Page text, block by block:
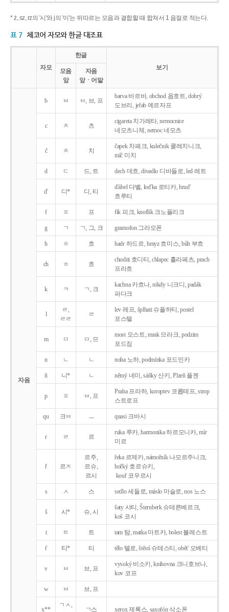
* ż, sz, rz의 '시'와 j의 '이'는 뒤따르는 모음과 결합할 때 합쳐서 1 음절로 적는다.
표 7 체코어 자모와 한글 대조표
자모
한글
보기
모음
앞
자음
앞ㆍ어말
자음
b ㅂ ㅂ, 브, 프
barva 바르바, obchod 옵호트, dobrý
도브리, jeřab 예르자프
c ㅊ 츠
cigareta 치가레타, nemocnice
네모츠니체, nemoc 네모츠
č ㅊ 치
čapek 차페크, kulečnik 쿨레치니크,
míč 미치
d ㄷ 드, 트 dech 데흐, divadlo 디바들로, led 레트
d' 디* 디, 티
d'ábel 댜벨, lod'ka 로티카, hrud'
흐루티
f ㅍ 프 fík 피크, knoflík 크노플리크
g ㄱ ㄱ, 그, 크 gramofon 그라모폰
h ㅎ 흐 hadr 하드르, hmyz 흐미스, bůh 부흐
ch ㅎ 흐
choditi 호디티, chlapec 흘라페츠, prach
프라흐
k ㅋ ㄱ, 크
kachna 카흐나, nikdy 니크디, padák
파다크
l
ㄹ,
ㄹㄹ
ㄹ
lev 레프, šplhati 슈플하티, postel
포스텔
m ㅁ ㅁ, 므
most 모스트, mrak 므라크, podzim
포드짐
n ㄴ ㄴ noha 노하, podmínka 포드민카
ň 니* ㄴ němý 네미, sáňky 산키, Plzeň 플젠
p ㅍ ㅂ, 프
Praha 프라하, koroptev 코롭테프, strop
스트로프
qu 크ㅂ ㅡ quasi 크바시
r ㄹ 르
ruka 루카, harmonika 하르모니카, mír
미르
ř 르ㅈ
르주,
르슈,
르시
řeka 르제카, námořník 나모르주니크,
hořký 호르슈키,
kouř 코우르시
s ㅅ 스 sedlo 세들로, máslo 마슬로, nos 노스
š 시* 슈, 시
šaty 샤티, Šternberk 슈테른베르크,
koš 코시
t ㅌ 트 tam 탐, matka 마트카, bolest 볼레스트
t' 티* 티 tělo 텔로, štěstí 슈테스티, obět' 오베티
v ㅂ 브, 프
vysoký 비소키, knihovna 크니호브나,
kov 코프
w ㅂ 브, 프
x**
ㄱㅅ,
ㄱ스 xerox 제록스, saxofón 삭소폰